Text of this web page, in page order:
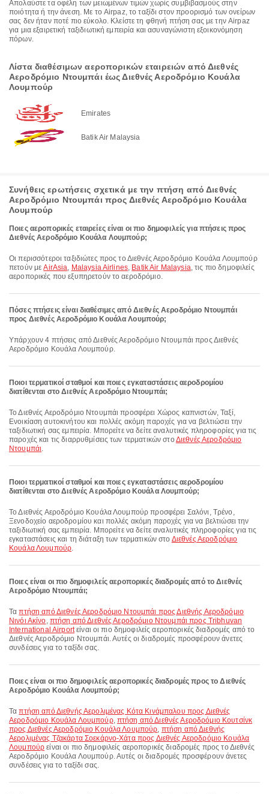
Απολαύστε τα οφέλη των μειωμένων τιμών χωρίς συμβιβασμούς στην
ποιότητα ή την άνεση. Με το Airpaz, το ταξίδι στον προορισμό των ονείρων
σας δεν ήταν ποτέ πιο εύκολο. Κλείστε τη φθηνή πτήση σας με την Airpaz
για μια εξαιρετική ταξιδιωτική εμπειρία και ασυναγώνιστη εξοικονόμηση
πόρων.
Λίστα διαθέσιμων αεροπορικών εταιρειών από Διεθνές
Αεροδρόμιο Ντουμπάι έως Διεθνές Αεροδρόμιο Κουάλα
Λουμπούρ
Emirates
Batik Air Malaysia
Συνήθεις ερωτήσεις σχετικά με την πτήση από Διεθνές
Αεροδρόμιο Ντουμπάι προς Διεθνές Αεροδρόμιο Κουάλα
Λουμπούρ
Ποιες αεροπορικές εταιρείες είναι οι πιο δημοφιλείς για πτήσεις προς
Διεθνές Αεροδρόμιο Κουάλα Λουμπούρ;
Οι περισσότεροι ταξιδιώτες προς το Διεθνές Αεροδρόμιο Κουάλα Λουμπούρ
πετούν μεAirAsia, Malaysia Airlines, Batik Air Malaysia, τις πιο δημοφιλείς
αεροπορικές που εξυπηρετούν το αεροδρόμιο.
Πόσες πτήσεις είναι διαθέσιμες από Διεθνές Αεροδρόμιο Ντουμπάι
προς Διεθνές Αεροδρόμιο Κουάλα Λουμπούρ;
Υπάρχουν 4 πτήσεις από Διεθνές Αεροδρόμιο Ντουμπάι προς Διεθνές
Αεροδρόμιο Κουάλα Λουμπούρ.
Ποιοι τερματικοί σταθμοί και ποιες εγκαταστάσεις αεροδρομίου
διατίθενται στο Διεθνές Αεροδρόμιο Ντουμπάι;
Το Διεθνές Αεροδρόμιο Ντουμπάι προσφέρει Χώρος καπνιστών, Ταξί,
Ενοικίαση αυτοκινήτου και πολλές ακόμη παροχές για να βελτιώσει την
ταξιδιωτική σας εμπειρία. Μπορείτε να δείτε αναλυτικές πληροφορίες για τις
παροχές και τις διαρρυθμίσεις των τερματικών στοΔιεθνές Αεροδρόμιο
Ντουμπάι.
Ποιοι τερματικοί σταθμοί και ποιες εγκαταστάσεις αεροδρομίου
διατίθενται στο Διεθνές Αεροδρόμιο Κουάλα Λουμπούρ;
Το Διεθνές Αεροδρόμιο Κουάλα Λουμπούρ προσφέρει Σαλόνι, Τρένο,
Ξενοδοχείο αεροδρομίου και πολλές ακόμη παροχές για να βελτιώσει την
ταξιδιωτική σας εμπειρία. Μπορείτε να δείτε αναλυτικές πληροφορίες για τις
εγκαταστάσεις και τη διάταξη των τερματικών στο Διεθνές Αεροδρόμιο
Κουάλα Λουμπούρ.
Ποιες είναι οι πιο δημοφιλείς αεροπορικές διαδρομές από το Διεθνές
Αεροδρόμιο Ντουμπάι;
Ταπτήση από Διεθνές Αεροδρόμιο Ντουμπάι προς Διεθνής Αεροδρόμιο
Νινόι Ακίνο, πτήση από Διεθνές Αεροδρόμιο Ντουμπάι προς Tribhuvan
International Airportείναι οι πιο δημοφιλείς αεροπορικές διαδρομές από το
Διεθνές Αεροδρόμιο Ντουμπάι. Αυτές οι διαδρομές προσφέρουν άνετες
συνδέσεις για το ταξίδι σας.
Ποιες είναι οι πιο δημοφιλείς αεροπορικές διαδρομές προς το Διεθνές
Αεροδρόμιο Κουάλα Λουμπούρ;
Ταπτήση από Διεθνής Αερολιμένας Κότα Κινάμπαλου προς Διεθνές
Αεροδρόμιο Κουάλα Λουμπούρ, πτήση από Διεθνές Αεροδρόμιο Κουτσίνκ
προς Διεθνές Αεροδρόμιο Κουάλα Λουμπούρ, πτήση από Διεθνής
Αερολιμένας Τζακάρτα Σοεκάρνο-Χάτα προς Διεθνές Αεροδρόμιο Κουάλα
Λουμπούρ είναι οι πιο δημοφιλείς αεροπορικές διαδρομές προς το Διεθνές
Αεροδρόμιο Κουάλα Λουμπούρ. Αυτές οι διαδρομές προσφέρουν άνετες
συνδέσεις για το ταξίδι σας.